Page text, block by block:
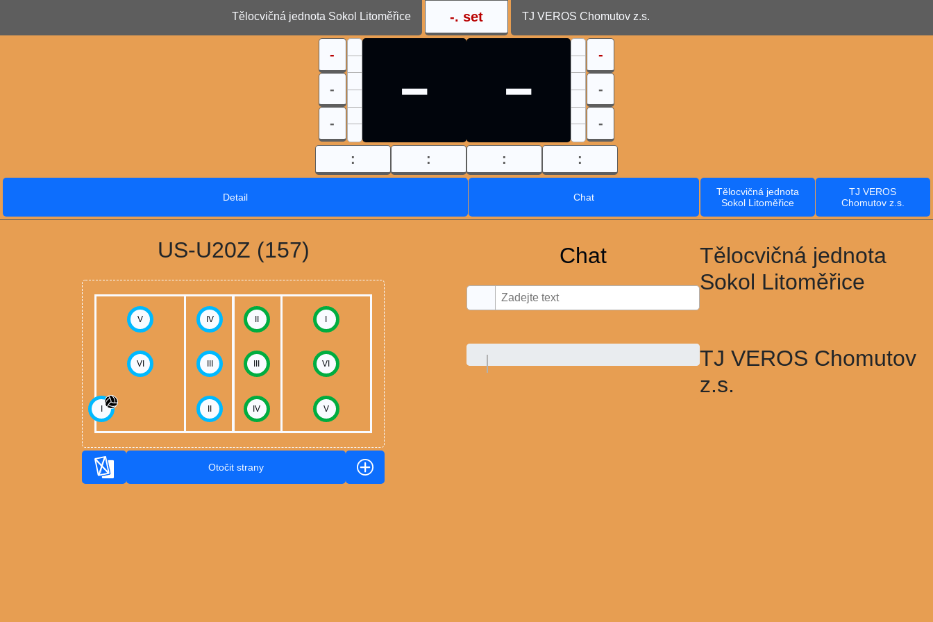
Tělocvičná jednota Sokol Litoměřice -. set TJ VEROS Chomutov z.s.
-
-
-
- - -
-
-
: : : :
Detail Chat
Tělocvičná jednota
Sokol Litoměřice
TJ VEROS
Chomutov z.s.
US-U20Z (157)
V IV
VI
II I
VI
IV V
Otočit strany
Chat
Tělocvičná jednota
Sokol Litoměřice
TJ VEROS Chomutov
z.s.